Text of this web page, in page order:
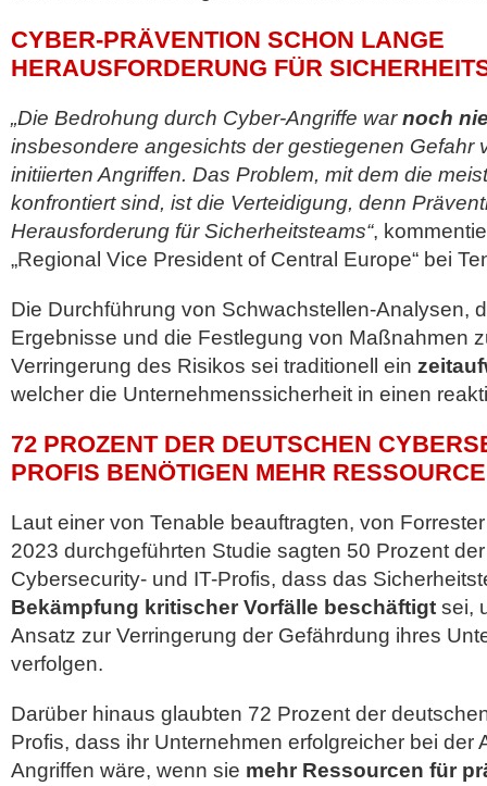
CYBER-PRÄVENTION SCHON LANGE
HERAUSFORDERUNG FÜR
„Die Bedrohung durch Cyber-Angriffe warnoch
insbesondere angesichts der gestiegenen Gefahr
initiierten Angriffen. Das Problem, mit dem die
konfrontiert sind, ist die Verteidigung, denn
Herausforderung für Sicherheitsteams“,
„Regional Vice President of Central Europe“ bei
Die Durchführung von Schwachstellen-Analysen,
Ergebnisse und die Festlegung von Maßnahmen
Verringerung des Risikos sei traditionell ein
welcher die Unternehmenssicherheit in einen
72 PROZENT DER DEUTSCHEN
PROFIS BENÖTIGEN MEHR
Laut einer von Tenable beauftragten, von
2023 durchgeführten Studie sagten 50 Prozent
Cybersecurity- und IT-Profis, dass das
Bekämpfung kritischer Vorfälle beschäftigt sei,
Ansatz zur Verringerung der Gefährdung ihres
verfolgen.
Darüber hinaus glaubten 72 Prozent der
Profis, dass ihr Unternehmen erfolgreicher bei der
Angriffen wäre, wenn sie mehr Ressourcen für